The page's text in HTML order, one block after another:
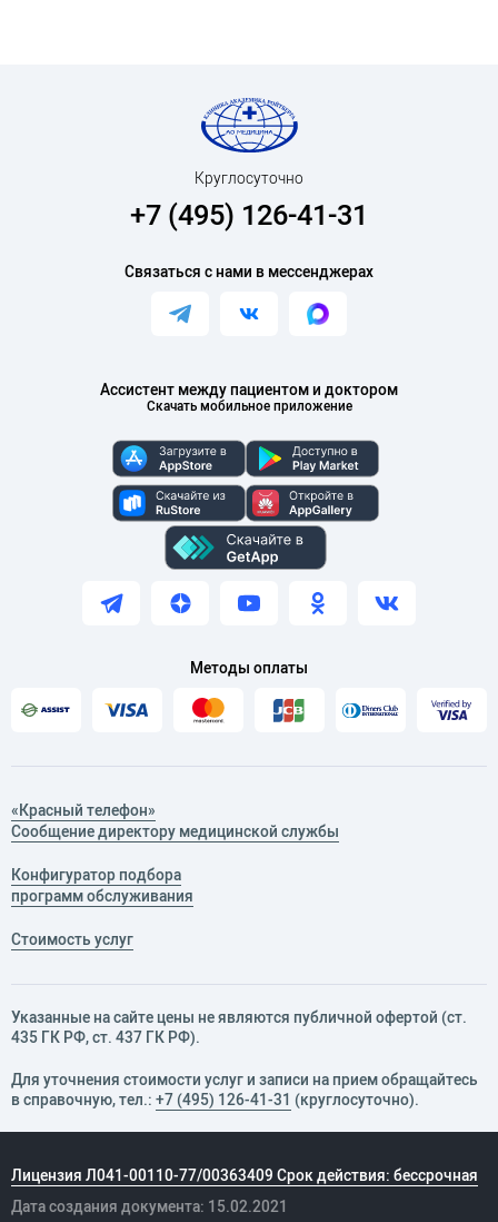
Ассистент между пациентом и доктором
Скачать мобильное приложение
Круглосуточно
+7 (495) 126-41-31
Связаться с нами в мессенджерах
Методы оплаты
«Красный телефон»
Сообщение директору медицинской службы
Конфигуратор подбора
программ обслуживания
Стоимость услуг
Указанные на сайте цены не являются публичной офертой (ст.
435 ГК РФ, cт. 437 ГК РФ).
Для уточнения стоимости услуг и записи на прием обращайтесь
в справочную, тел.: +7 (495) 126-41-31 (круглосуточно).
Лицензия Л041-00110-77/00363409 Срок действия: бессрочная
Дата создания документа: 15.02.2021